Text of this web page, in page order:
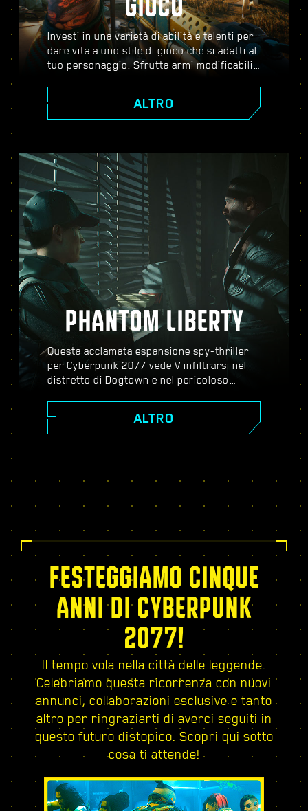
GIOCO
Investi in una varietà di abilità e talenti per
dare vita a uno stile di gioco che si adatti al
tuo personaggio. Sfrutta armi modificabili,
Affronta combattimenti ad armi spianate,
abbatti i nemici dalla distanza o infiltrati
vista.
ALTRO
PHANTOM LIBERTY
Questa acclamata espansione spy-thriller
per Cyberpunk 2077 vede V infiltrarsi nel
distretto di Dogtown e nel pericoloso
di colpi di scena, evoluzioni inaspettate e
decisioni critiche; potenziati con l'albero
emozionanti incarichi e molto altro!
ALTRO
FESTEGGIAMO CINQUE
ANNI DI CYBERPUNK
2077!
Il tempo vola nella città delle leggende.
Celebriamo questa ricorrenza con nuovi
annunci, collaborazioni esclusive e tanto
altro per ringraziarti di averci seguiti in
questo futuro distopico. Scopri qui sotto
cosa ti attende!